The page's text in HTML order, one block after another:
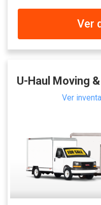
Ver
U-Haul Moving
Ver